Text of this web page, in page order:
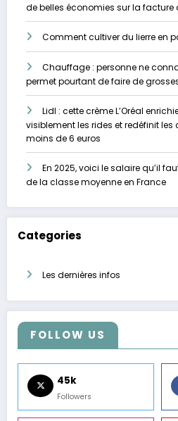
de belles économies sur la facture
Comment cultiver du lierre en
Chauffage : personne ne
permet pourtant de faire de
Lidl : cette crème L’Oréal
visiblement les rides et redéfinit
moins de 6 euros
En 2025, voici le salaire qu’il
de la classe moyenne en France
Categories
Les dernières infos
FOLLOW US
45k
Followers